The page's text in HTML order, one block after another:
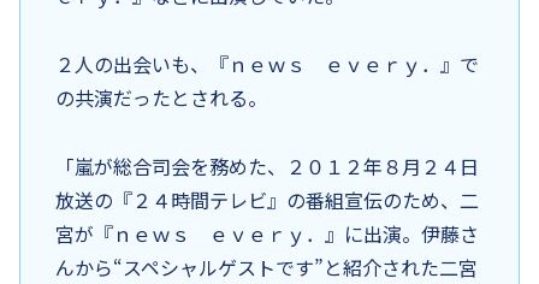
２人の出会いも、『ｎｅｗｓ ｅｖｅｒｙ．』で
の共演だったとされる。
「嵐が総合司会を務めた、２０１２年８月２４日
放送の『２４時間テレビ』の番組宣伝のため、二
宮が『ｎｅｗｓ ｅｖｅｒｙ．』に出演。伊藤さ
んから“スペシャルゲストです”と紹介された二宮